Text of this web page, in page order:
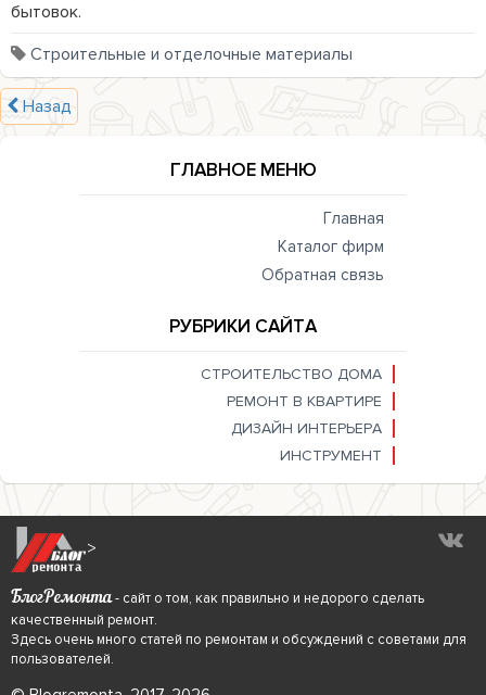
Строительные и отделочные материалы
Назад
ГЛАВНОЕ МЕНЮ
Главная
Каталог фирм
Обратная связь
РУБРИКИ САЙТА
СТРОИТЕЛЬСТВО ДОМА
РЕМОНТ В КВАРТИРЕ
ДИЗАЙН ИНТЕРЬЕРА
ИНСТРУМЕНТ
>
БлогРемонта- сайт о том, как правильно и недорого сделать
качественный ремонт.
Здесь очень много статей по ремонтам и обсуждений с советами для
пользователей.